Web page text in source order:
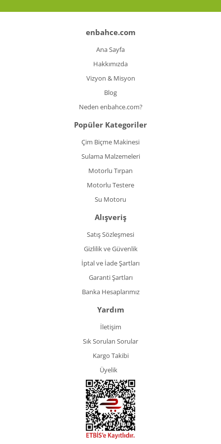
enbahce.com
Ana Sayfa
Hakkımızda
Vizyon & Misyon
Blog
Neden enbahce.com?
Popüler Kategoriler
Çim Biçme Makinesi
Sulama Malzemeleri
Motorlu Tırpan
Motorlu Testere
Su Motoru
Alışveriş
Satış Sözleşmesi
Gizlilik ve Güvenlik
İptal ve İade Şartları
Garanti Şartları
Banka Hesaplarımız
Yardım
İletişim
Sık Sorulan Sorular
Kargo Takibi
Üyelik